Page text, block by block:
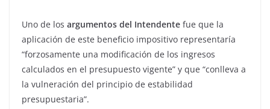
Uno de los argumentos del Intendente fue que la
aplicación de este beneficio impositivo representaría
“forzosamente una modificación de los ingresos
calculados en el presupuesto vigente” y que “conlleva a
la vulneración del principio de estabilidad
presupuestaria”.